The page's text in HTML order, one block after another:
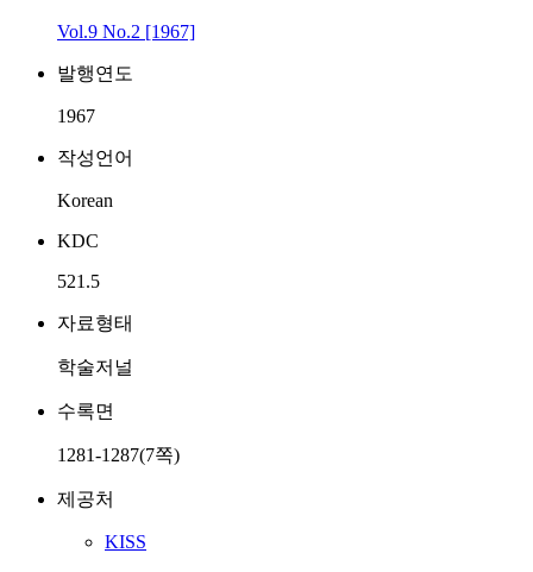
Vol.9 No.2 [1967]
발행연도
1967
작성언어
Korean
KDC
521.5
자료형태
학술저널
수록면
1281-1287(7쪽)
제공처
KISS